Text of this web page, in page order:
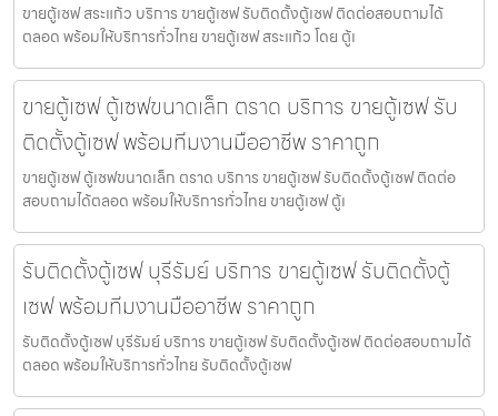
ขายตู้เซฟ สระแก้ว บริการ ขายตู้เซฟ รับติดตั้งตู้เซฟ ติดต่อสอบถามได้
ตลอด พร้อมให้บริการทั่วไทย ขายตู้เซฟ สระแก้ว โดย ตู้เ
ขายตู้เซฟ ตู้เซฟขนาดเล็ก ตราด บริการ ขายตู้เซฟ รับ
ติดตั้งตู้เซฟ พร้อมทีมงานมืออาชีพ ราคาถูก
ขายตู้เซฟ ตู้เซฟขนาดเล็ก ตราด บริการ ขายตู้เซฟ รับติดตั้งตู้เซฟ ติดต่อ
สอบถามได้ตลอด พร้อมให้บริการทั่วไทย ขายตู้เซฟ ตู้เ
รับติดตั้งตู้เซฟ บุรีรัมย์ บริการ ขายตู้เซฟ รับติดตั้งตู้
เซฟ พร้อมทีมงานมืออาชีพ ราคาถูก
รับติดตั้งตู้เซฟ บุรีรัมย์ บริการ ขายตู้เซฟ รับติดตั้งตู้เซฟ ติดต่อสอบถามได้
ตลอด พร้อมให้บริการทั่วไทย รับติดตั้งตู้เซฟ